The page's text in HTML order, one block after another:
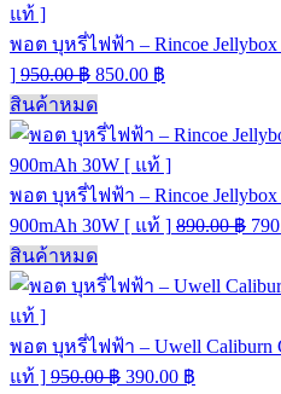
พอต บุหรี่ไฟฟ้า – Rincoe Jellybox
] 950.00฿ 850.00 ฿
สินค้าหมด
พอต บุหรี่ไฟฟ้า – Rincoe Jellybox
900mAh 30W [ แท้ ] 890.00฿
สินค้าหมด
พอต บุหรี่ไฟฟ้า – Uwell Caliburn
แท้ ] 950.00฿ 390.00 ฿